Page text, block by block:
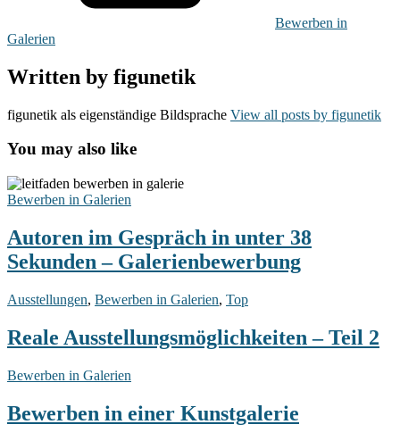
Bewerben in
Galerien
Written by figunetik
figunetik als eigenständige Bildsprache View all posts by figunetik
You may also like
Autoren
im
in
unter
38
–
Galerienbewerbung
Bewerben in Galerien
Autoren im Gespräch in unter 38
Sekunden – Galerienbewerbung
Reale
–
Teil
Ausstellungen, Bewerben in Galerien, Top
Reale Ausstellungsmöglichkeiten – Teil 2
Bewerben
einer
Kunstgalerie
Bewerben in Galerien
Bewerben in einer Kunstgalerie